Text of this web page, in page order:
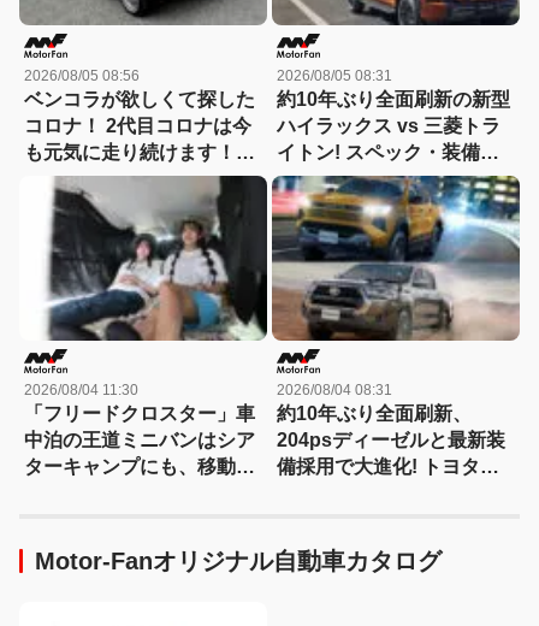
2026/08/05 08:56
ベンコラが欲しくて探した
コロナ！ 2代目コロナは今
も元気に走り続けます！
【花見の里で感謝の集いや
ります！】
2026/08/05 08:31
約10年ぶり全面刷新の新型
ハイラックス vs 三菱トラ
イトン! スペック・装備・
価格を比較、勝った点/惜し
い点を徹底検証! 【新型ハ
イラックス 徹底比較】
2026/08/04 11:30
「フリードクロスター」車
中泊の王道ミニバンはシア
ターキャンプにも、移動オ
2026/08/04 08:31
約10年ぶり全面刷新、
204psディーゼルと最新装
備採用で大進化! トヨタ新
ックス 徹底比較】
Motor-Fanオリジナル自動車カタログ